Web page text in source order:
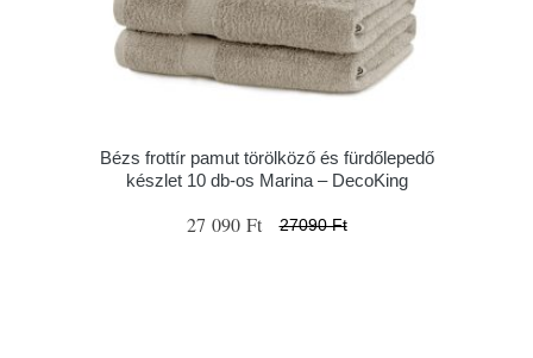
Bézs frottír pamut törölköző és fürdőlepedő
készlet 10 db-os Marina – DecoKing
27 090 Ft 27090 Ft